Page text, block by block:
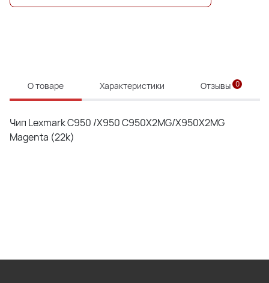
О товаре Характеристики Отзывы 0
Чип Lexmark C950 /X950 C950X2MG/X950X2MG
Magenta (22k)